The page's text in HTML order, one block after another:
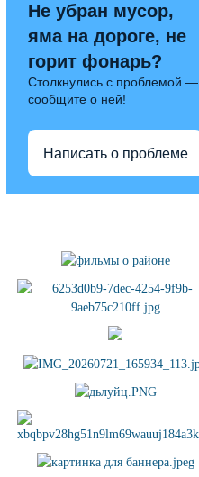
Не убран мусор,
яма на дороге, не
горит фонарь?
Столкнулись с проблемой —
сообщите о ней!
Написать о проблеме